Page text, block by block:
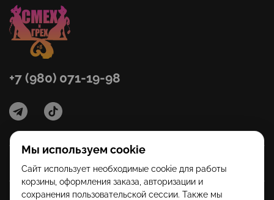
Категории
+7 (980) 071-19-98
Мы используем cookie
Сайт использует необходимые cookie для работы
корзины, оформления заказа, авторизации и
сохранения пользовательской сессии. Также мы